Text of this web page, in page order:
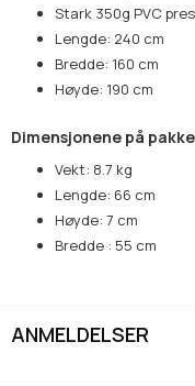
Stark 350g PVC
Lengde: 240 cm
Bredde: 160 cm
Høyde: 190 cm
Dimensjonene på
Vekt: 8.7 kg
Lengde: 66 cm
Høyde: 7 cm
Bredde : 55 cm
ANMELDELSER